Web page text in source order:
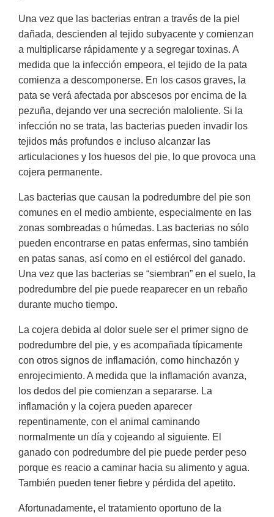
Una vez que las bacterias entran a través de la piel
dañada, descienden al tejido subyacente y comienzan
a multiplicarse rápidamente y a segregar toxinas. A
medida que la infección empeora, el tejido de la pata
comienza a descomponerse. En los casos graves, la
pata se verá afectada por abscesos por encima de la
pezuña, dejando ver una secreción maloliente. Si la
infección no se trata, las bacterias pueden invadir los
tejidos más profundos e incluso alcanzar las
articulaciones y los huesos del pie, lo que provoca una
cojera permanente.
Las bacterias que causan la podredumbre del pie son
comunes en el medio ambiente, especialmente en las
zonas sombreadas o húmedas. Las bacterias no sólo
pueden encontrarse en patas enfermas, sino también
en patas sanas, así como en el estiércol del ganado.
Una vez que las bacterias se “siembran” en el suelo, la
podredumbre del pie puede reaparecer en un rebaño
durante mucho tiempo.
La cojera debida al dolor suele ser el primer signo de
podredumbre del pie, y es acompañada típicamente
con otros signos de inflamación, como hinchazón y
enrojecimiento. A medida que la inflamación avanza,
los dedos del pie comienzan a separarse. La
inflamación y la cojera pueden aparecer
repentinamente, con el animal caminando
normalmente un día y cojeando al siguiente. El
ganado con podredumbre del pie puede perder peso
porque es reacio a caminar hacia su alimento y agua.
También pueden tener fiebre y pérdida del apetito.
Afortunadamente, el tratamiento oportuno de la